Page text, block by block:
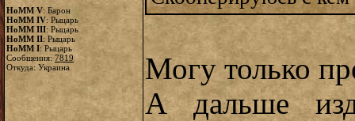
HoMM V: Барон
HoMM IV: Рыцарь
HoMM III: Рыцарь
HoMM II: Рыцарь
HoMM I: Рыцарь
Сообщения: 7819
Откуда: Украина
Могу только
А дальше